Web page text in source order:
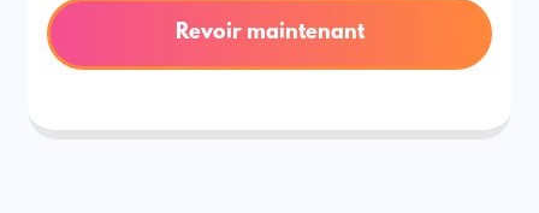
Revoir maintenant